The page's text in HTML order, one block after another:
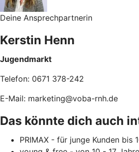
Deine Ansprechpartnerin
Kerstin Henn
Jugendmarkt
Telefon: 0671 378-242
E-Mail: marketing@voba-rnh.de
Das könnte dich auch
PRIMAX - für junge Kunden bis